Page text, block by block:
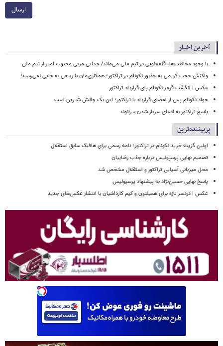
ارسال
آخرین اخبار
با وجود مخالفت‌ها، قلعه‌نویی در تیم ملی می‌ماند/ جدایی مربی محبوب امیر از تیم ملی
واکنش حجت کریمی به حضور نکونام در تراکتور؛ همکاری‌مان با ربیعی به جایی نمی‌رسید!
عکس | انگشت قرمز نکونام پای قرارداد تراکتور
جواد نکونام پس از امضای قرارداد با تراکتور؛ این یک چالش شیرین است
پاسخ تراکتور به ادعای سرباز شدن بیرانوند
پربیننده‌ترین
اولین گزینه خرید نکونام در تراکتور؛ نامه رسمی برای هافبک سابق استقلال
تصمیم نهایی پرسپولیس درباره جذب رضاییان
محل میزبانی آسیایی تراکتور و استقلال مشخص شد
پاسخ نهایی حسین‌نژاد به پیشنهاد پرسپولیس
عکس | دردسر تازه برای همیلتون و کیم کارداشیان با انتشار عکس‌های جدید